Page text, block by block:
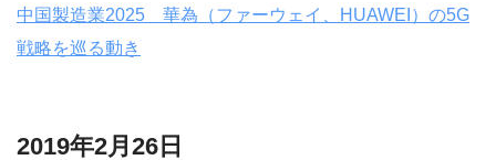
中国製造業2025 華為（ファーウェイ、HUAWEI）の5G
戦略を巡る動き
2019年2月26日